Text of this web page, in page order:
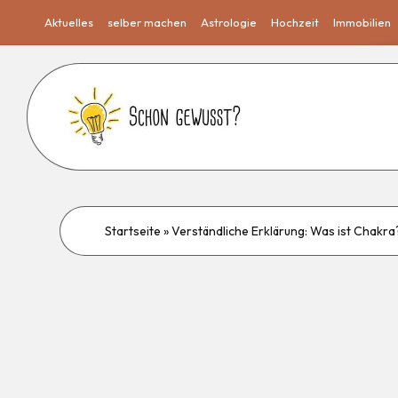
Aktuelles selber machen Astrologie Hochzeit Immobilien
Startseite »Verständliche Erklärung: Was ist